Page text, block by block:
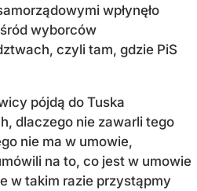
wpłynęło
wyborców
czyli tam, gdzie PiS
pójdą do Tuska
dlaczego nie zawarli tego
nie ma w umowie,
na to, co jest w umowie
w takim razie przystąpmy